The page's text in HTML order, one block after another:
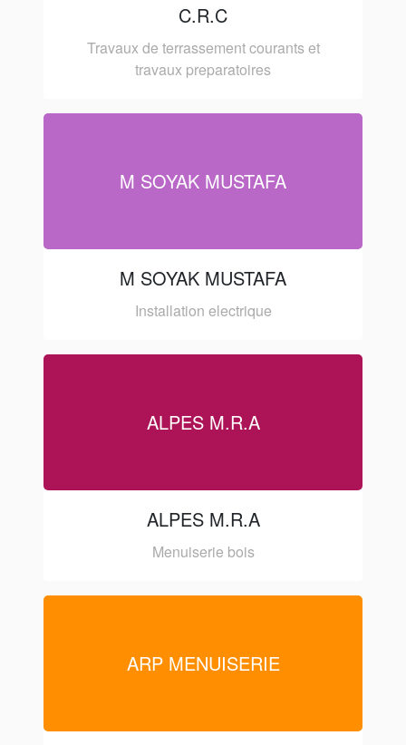
C.R.C
Travaux de terrassement courants et
travaux preparatoires
M SOYAK MUSTAFA
M SOYAK MUSTAFA
Installation electrique
ALPES M.R.A
ALPES M.R.A
Menuiserie bois
ARP MENUISERIE